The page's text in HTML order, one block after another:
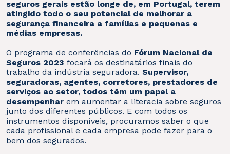
seguros gerais estão longe de, em Portugal, terem
atingido todo o seu potencial de melhorar a
segurança financeira a famílias e pequenas e
médias empresas.
O programa de conferências do Fórum Nacional de
Seguros 2023 focará os destinatários finais do
trabalho da indústria seguradora. Supervisor,
seguradoras, agentes, corretores, prestadores de
serviços ao setor, todos têm um papel a
desempenharem aumentar a literacia sobre seguros
junto dos diferentes públicos. E com todos os
instrumentos disponíveis, procuramos saber o que
cada profissional e cada empresa pode fazer para o
bem dos segurados.